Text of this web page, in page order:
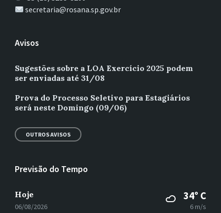
secretaria@rosana.sp.gov.br
Avisos
Sugestões sobre a LOA Exercício 2025 podem
ser enviadas até 31/08
Prova do Processo Seletivo para Estagiários
será neste Domingo (09/06)
OUTROS AVISOS
Previsão do Tempo
Hoje
06/08/2026
34° C
6 m/s